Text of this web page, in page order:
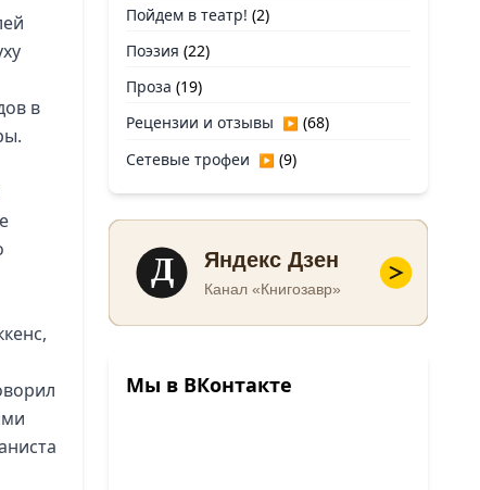
в
Пойдем в театр! (2)
Поэзия (22)
Проза (19)
Рецензии и отзывы ▶ (68)
Сетевые трофеи ▶ (9)
Д Яндекс Дзен
Канал «Книгозавр»
Мы в ВКонтакте